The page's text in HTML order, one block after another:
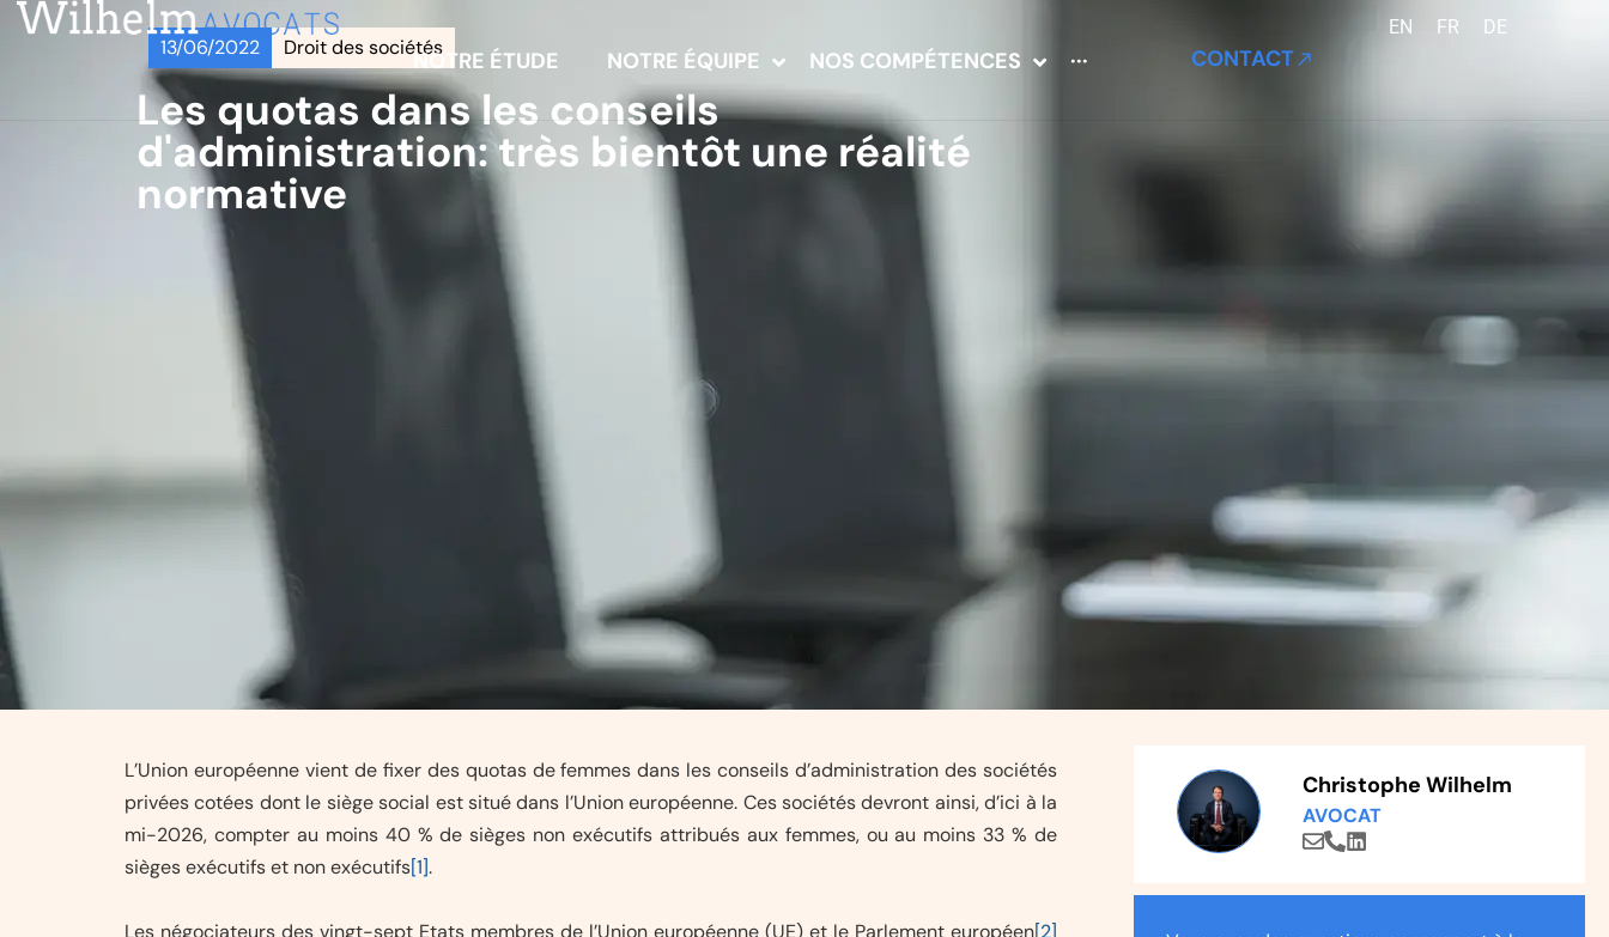
NOTRE ÉTUDE NOTRE ÉQUIPE NOS COMPÉTENCES ··· CONTACT
EN FR DE
13/06/2022 Droit des sociétés
Les quotas dans les conseils
d'administration: très bientôt une réalité
normative
L’Union européenne vient de fixer des quotas de femmes dans les conseils d’administration des sociétés
privées cotées dont le siège social est situé dans l’Union européenne. Ces sociétés devront ainsi, d’ici à la
mi-2026, compter au moins 40 % de sièges non exécutifs attribués aux femmes, ou au moins 33 % de
sièges exécutifs et non exécutifs[1].
Christophe Wilhelm
AVOCAT